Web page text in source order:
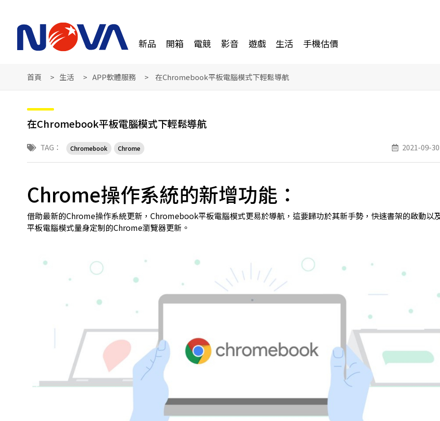
新品 開箱 電競 影音 遊戲 生活 手機估價
首頁 生活 APP軟體服務 在Chromebook平板電腦模式下輕鬆導航
在Chromebook平板電腦模式下輕鬆導航
TAG： Chromebook Chrome 2021-09-30
Chrome操作系統的新增功能：
借助最新的Chrome操作系統更新，Chromebook平板電腦模式更易於導航，這要歸功於其新手勢，快速書架的啟動以
平板電腦模式量身定制的Chrome瀏覽器更新。